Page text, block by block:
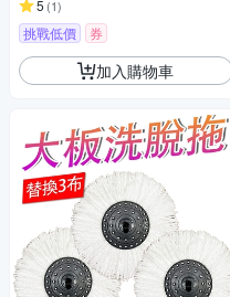
5 (1)
挑戰低價 券
加入購物車